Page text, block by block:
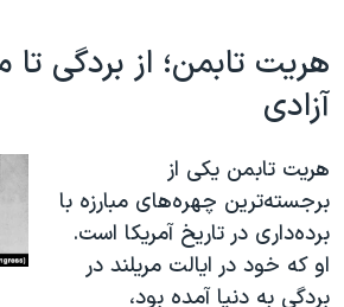
هریت تابمن؛ از بردگی تا
آزادی
هریت تابمن یکی از
برجسته‌ترین چهره‌های مبارزه با
برده‌داری در تاریخ آمریکا است.
او که خود در ایالت مریلند در
بردگی به دنیا آمده بود،